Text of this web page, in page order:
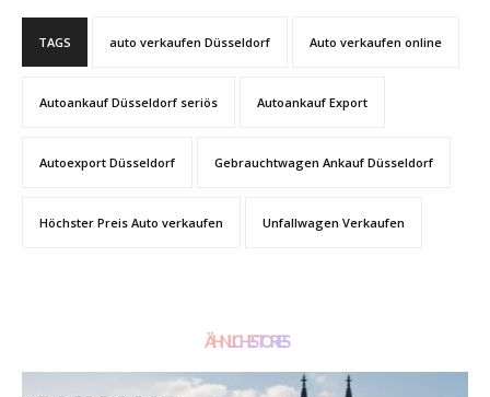
TAGS auto verkaufen Düsseldorf Auto verkaufen online
Autoankauf Düsseldorf seriös Autoankauf Export
Autoexport Düsseldorf Gebrauchtwagen Ankauf Düsseldorf
Höchster Preis Auto verkaufen Unfallwagen Verkaufen
ÄHNLICHE STORIES